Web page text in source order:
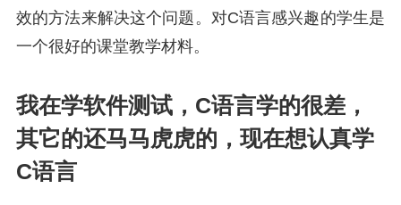
效的方法来解决这个问题。对C语言感兴趣的学生是
一个很好的课堂教学材料。
我在学软件测试，C语言学的很差，
其它的还马马虎虎的，现在想认真学
C语言